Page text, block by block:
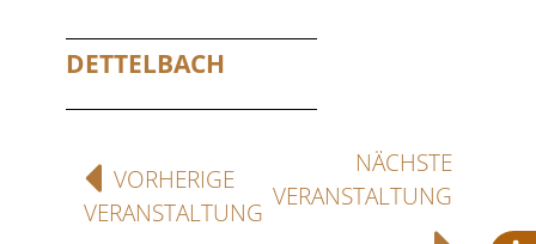
DETTELBACH
VORHERIGE
VERANSTALTUNG
NÄCHSTE
VERANSTALTUNG